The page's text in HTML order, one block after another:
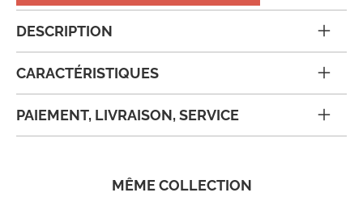
DESCRIPTION
CARACTÉRISTIQUES
PAIEMENT, LIVRAISON, SERVICE
MÊME COLLECTION